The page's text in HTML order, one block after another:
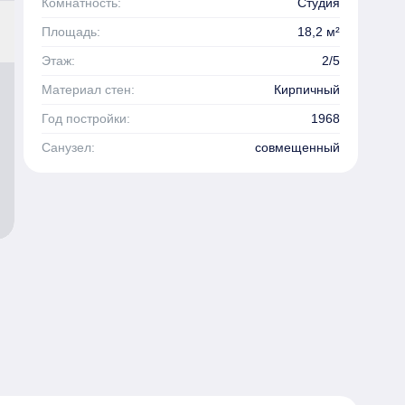
Площадь:
18,2 м²
Этаж:
2/5
Материал стен:
Кирпичный
Год постройки:
1968
Санузел:
совмещенный